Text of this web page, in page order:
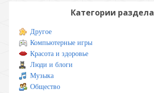
Категории раздела
Другое
Компьютерные игры
Красота и здоровье
Люди и блоги
Музыка
Общество